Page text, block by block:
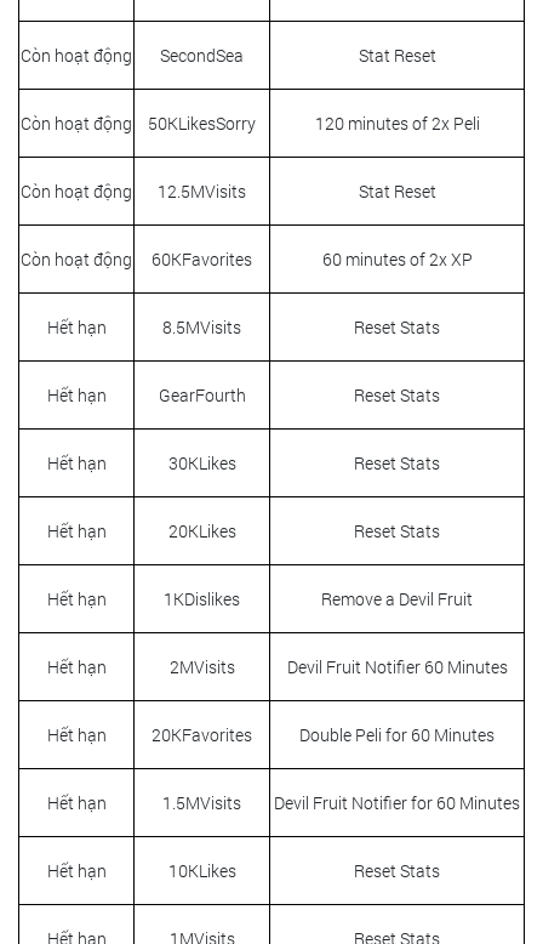
Còn hoạt động SecondSea Stat Reset
Còn hoạt động 50KLikesSorry 120 minutes of 2x Peli
Còn hoạt động 12.5MVisits Stat Reset
Còn hoạt động 60KFavorites 60 minutes of 2x XP
Hết hạn 8.5MVisits Reset Stats
Hết hạn GearFourth Reset Stats
Hết hạn 30KLikes Reset Stats
Hết hạn 20KLikes Reset Stats
Hết hạn 1KDislikes Remove a Devil Fruit
Hết hạn 2MVisits Devil Fruit Notifier 60 Minutes
Hết hạn 20KFavorites Double Peli for 60 Minutes
Hết hạn 1.5MVisits Devil Fruit Notifier for 60 Minutes
Hết hạn 10KLikes Reset Stats
Hết hạn 1MVisits Reset Stats